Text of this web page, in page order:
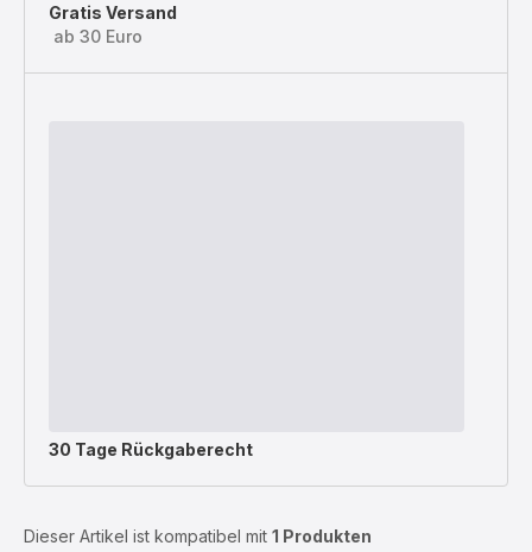
Gratis Versand
ab 30 Euro
30 Tage Rückgaberecht
Dieser Artikel ist kompatibel mit 1 Produkten